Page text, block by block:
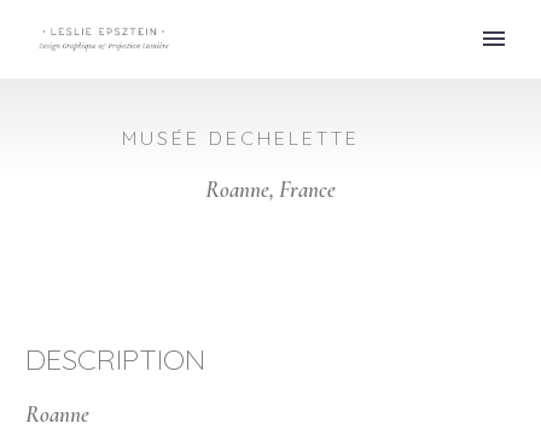
MUSÉE DECHELETTE
Roanne, France
DESCRIPTION
Roanne